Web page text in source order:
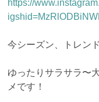
https://
今シーズン、トレン
ゆったりサラサラ〜
メです！